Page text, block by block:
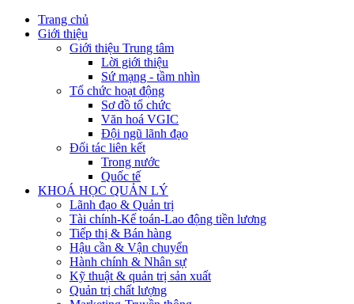
Trang chủ
Giới thiệu
Giới thiệu Trung tâm
Lời giới thiệu
Sứ mạng - tầm nhìn
Tổ chức hoạt động
Sơ đồ tổ chức
Văn hoá VGIC
Đội ngũ lãnh đạo
Đối tác liên kết
Trong nước
Quốc tế
KHOÁ HỌC QUẢN LÝ
Lãnh đạo & Quản trị
Tài chính-Kế toán-Lao động tiền lương
Tiếp thị & Bán hàng
Hậu cần & Vận chuyển
Hành chính & Nhân sự
Kỹ thuật & quản trị sản xuất
Quản trị chất lượng